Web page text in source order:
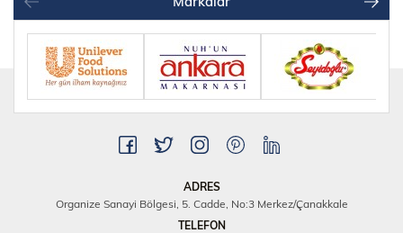
ADRES
Organize Sanayi Bölgesi, 5. Cadde, No:3 Merkez/Çanakkale
TELEFON